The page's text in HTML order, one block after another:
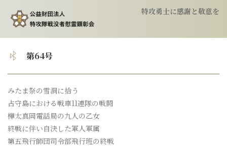
特攻勇士に感謝と敬意を
トップ
顕彰会について
特攻隊について
慰霊祭のご案内
第64号
みたま祭の雪洞に拾う
占守島における戦車11連隊の戦闘
樺太真岡電話局の九人の乙女
終戦に伴い自決した軍人軍属
第五飛行師団司令部飛行班の終戦